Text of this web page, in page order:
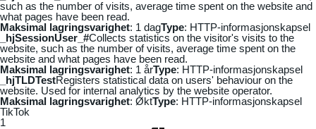
such as the number of visits, average time spent on the website and
what pages have been read.
Maksimal lagringsvarighet: 1 dagType: HTTP-informasjonskapsel
_hjSessionUser_#Collects statistics on the visitor's visits to the
website, such as the number of visits, average time spent on the
website and what pages have been read.
Maksimal lagringsvarighet: 1 årType: HTTP-informasjonskapsel
_hjTLDTestRegisters statistical data on users' behaviour on the
website. Used for internal analytics by the website operator.
Maksimal lagringsvarighet: ØktType: HTTP-informasjonskapsel
TikTok
1